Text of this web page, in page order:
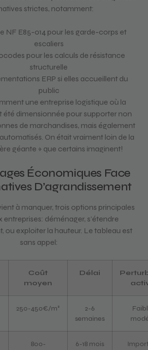
strictes, notamment:
NF E85-014 pour les garde-corps et
escaliers
pour les calculs de résistance
structurelle
ERP si elles accueillent du
public
une entreprise logistique où la
été dimensionnée pour supporter non
de marchandises, mais également
On était vraiment loin de la
géante » que certains imaginent!
Économiques Face
D’agrandissement
à manquer, trois options principales
entreprises: déménager, s’étendre
ou exploiter la hauteur. Le tableau est
sans appel:
Coût
moyen
Délai
250-450€/m²
2-6
semaines
800-
6-18 mois